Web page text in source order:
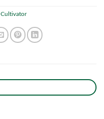
Cultivator